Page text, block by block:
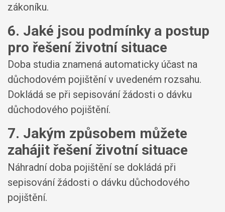
zákoníku.
6. Jaké jsou podmínky a postup
pro řešení životní situace
Doba studia znamená automaticky účast na
důchodovém pojištění v uvedeném rozsahu.
Dokládá se při sepisování žádosti o dávku
důchodového pojištění.
7. Jakým způsobem můžete
zahájit řešení životní situace
Náhradní doba pojištění se dokládá při
sepisování žádosti o dávku důchodového
pojištění.